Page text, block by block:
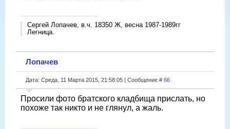
Сергей Лопачев, в.ч. 18350 Ж, весна 1987-1989гг
Легница.
Лопачев
Дата: Среда, 11 Марта 2015, 21:58:05 | Сообщение # 66
Просили фото братского кладбища прислать, но
похоже так никто и не глянул, а жаль.